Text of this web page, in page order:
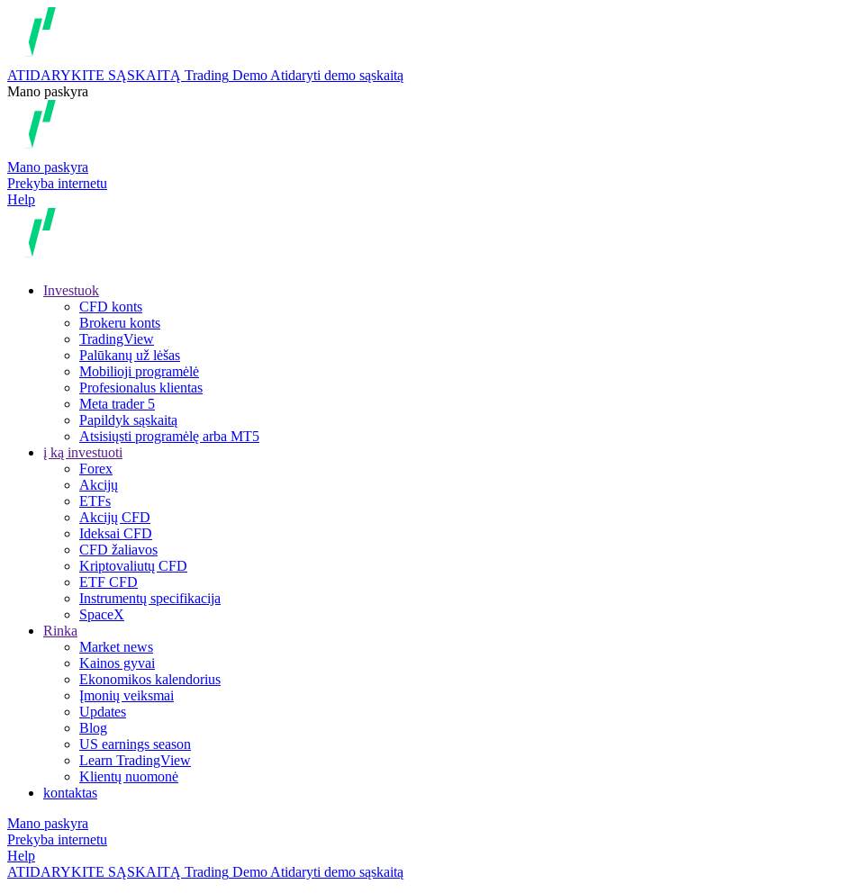
ATIDARYKITE SĄSKAITĄ Trading Demo Atidaryti demo sąskaitą
Mano paskyra
Mano paskyra
Prekyba internetu
Help
Investuok
CFD konts
Brokeru konts
TradingView
Palūkanų už lėšas
Mobilioji programėlė
Profesionalus klientas
Meta trader 5
Papildyk sąskaitą
Atsisiųsti programėlę arba MT5
į ką investuoti
Forex
Akcijų
ETFs
Akcijų CFD
Ideksai CFD
CFD žaliavos
Kriptovaliutų CFD
ETF CFD
Instrumentų specifikacija
SpaceX
Rinka
Market news
Kainos gyvai
Ekonomikos kalendorius
Įmonių veiksmai
Updates
Blog
US earnings season
Learn TradingView
Klientų nuomonė
kontaktas
Mano paskyra
Prekyba internetu
Help
ATIDARYKITE SĄSKAITĄ Trading Demo Atidaryti demo sąskaitą